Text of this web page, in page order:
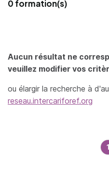
0 formation(s)
Aucun résultat ne
veuillez modifier vos
ou élargir la recherche à
reseau.intercariforef.org
1